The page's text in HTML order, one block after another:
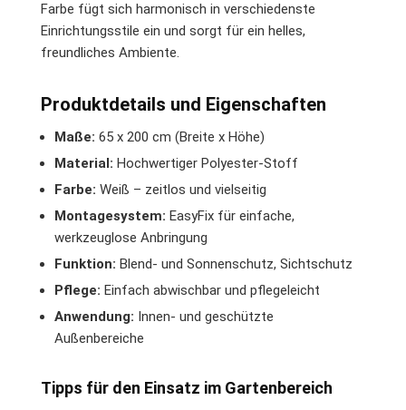
Farbe fügt sich harmonisch in verschiedenste
Einrichtungsstile ein und sorgt für ein helles,
freundliches Ambiente.
Produktdetails und Eigenschaften
Maße: 65 x 200 cm (Breite x Höhe)
Material: Hochwertiger Polyester-Stoff
Farbe: Weiß – zeitlos und vielseitig
Montagesystem: EasyFix für einfache,
werkzeuglose Anbringung
Funktion: Blend- und Sonnenschutz, Sichtschutz
Pflege: Einfach abwischbar und pflegeleicht
Anwendung: Innen- und geschützte
Außenbereiche
Tipps für den Einsatz im Gartenbereich